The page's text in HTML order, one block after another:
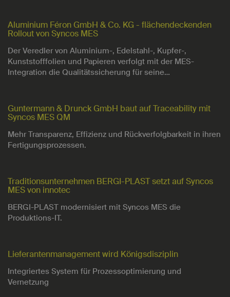
Aluminium Féron GmbH & Co. KG - flächendeckenden
Rollout von Syncos MES
Der Veredler von Aluminium-, Edelstahl-, Kupfer-,
Kunststofffolien und Papieren verfolgt mit der MES-
Integration die Qualitätssicherung für seine…
Guntermann & Drunck GmbH baut auf Traceability mit
Syncos MES QM
Mehr Transparenz, Effizienz und Rückverfolgbarkeit in ihren
Fertigungsprozessen.
Traditionsunternehmen BERGI-PLAST setzt auf Syncos
MES von innotec
BERGI-PLAST modernisiert mit Syncos MES die
Produktions-IT.
Lieferantenmanagement wird Königsdisziplin
Integriertes System für Prozessoptimierung und
Vernetzung